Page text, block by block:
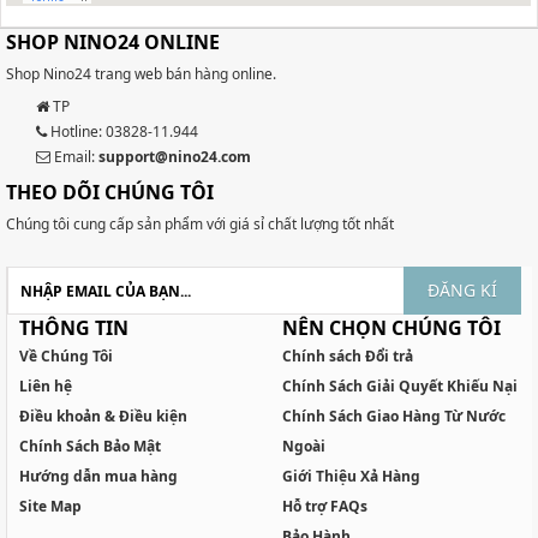
SHOP NINO24 ONLINE
Shop Nino24 trang web bán hàng online.
TP
Hotline: 03828-11.944
Email:support@nino24.com
THEO DÕI CHÚNG TÔI
Chúng tôi cung cấp sản phẩm với giá sỉ chất lượng tốt nhất
ĐĂNG KÍ
THÔNG TIN
Về Chúng Tôi
Liên hệ
Điều khoản & Điều kiện
Chính Sách Bảo Mật
Hướng dẫn mua hàng
Site Map
NÊN CHỌN CHÚNG TÔI
Chính sách Đổi trả
Chính Sách Giải Quyết Khiếu Nại
Chính Sách Giao Hàng Từ Nước
Ngoài
Giới Thiệu Xả Hàng
Hỗ trợ FAQs